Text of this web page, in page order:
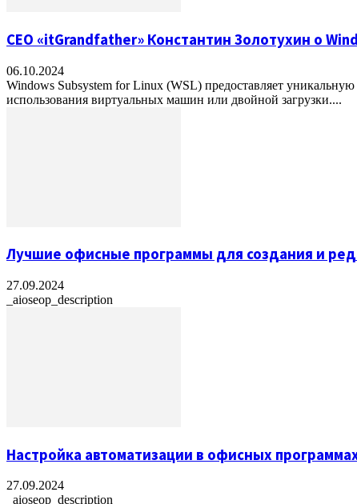
CEO «itGrandfather» Константин Золотухин о
06.10.2024
Windows Subsystem for Linux (WSL) предоставляет
использования виртуальных машин или двойной загрузки....
Лучшие офисные программы для создания и
27.09.2024
_aioseop_description
Настройка автоматизации в офисных
27.09.2024
_aioseop_description